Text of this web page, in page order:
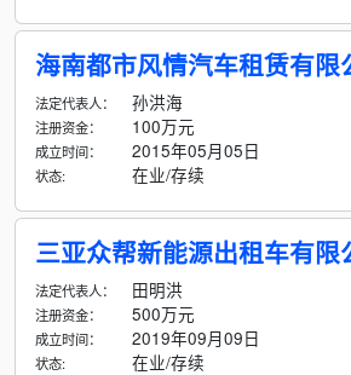
海南都市风情汽车租赁有限
法定代表人： 孙洪海
注册资金： 100万元
成立时间： 2015年05月05日
状态: 在业/存续
三亚众帮新能源出租车有限
法定代表人： 田明洪
注册资金： 500万元
成立时间： 2019年09月09日
状态: 在业/存续